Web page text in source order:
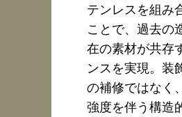
テンレスを組み
ことで、過去の
在の素材が共存
ンスを実現。装
の補修ではなく
強度を伴う構造